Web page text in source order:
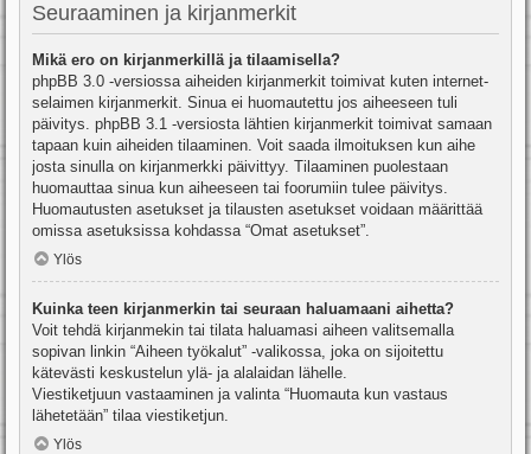
Seuraaminen ja kirjanmerkit
Mikä ero on kirjanmerkillä ja tilaamisella?
phpBB 3.0 -versiossa aiheiden kirjanmerkit toimivat kuten internet-
selaimen kirjanmerkit. Sinua ei huomautettu jos aiheeseen tuli
päivitys. phpBB 3.1 -versiosta lähtien kirjanmerkit toimivat samaan
tapaan kuin aiheiden tilaaminen. Voit saada ilmoituksen kun aihe
josta sinulla on kirjanmerkki päivittyy. Tilaaminen puolestaan
huomauttaa sinua kun aiheeseen tai foorumiin tulee päivitys.
Huomautusten asetukset ja tilausten asetukset voidaan määrittää
omissa asetuksissa kohdassa “Omat asetukset”.
Ylös
Kuinka teen kirjanmerkin tai seuraan haluamaani aihetta?
Voit tehdä kirjanmekin tai tilata haluamasi aiheen valitsemalla
sopivan linkin “Aiheen työkalut” -valikossa, joka on sijoitettu
kätevästi keskustelun ylä- ja alalaidan lähelle.
Viestiketjuun vastaaminen ja valinta “Huomauta kun vastaus
lähetetään” tilaa viestiketjun.
Ylös